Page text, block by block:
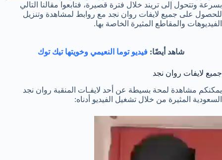
بسرعة وتتحول إلى تريند خلال فترة قصيرة، فتابعوا مقالنا التالي
للحصول على جميع لايفات روان نجد مع روابط لمشاهدة وتنزيل
الفيديوهات والمقاطع المثيرة الخاصة بها.
شاهد أيضًا: فيديو توما النعيمي وخويتها تيك توك
جميع لايفات روان نجد
يمكنكم مشاهدة لمحة بسيطة عن أحد لايفـات المنقبة روان نجد
السعودية المثيرة من خلال تشغيل الفيديو أدناه: